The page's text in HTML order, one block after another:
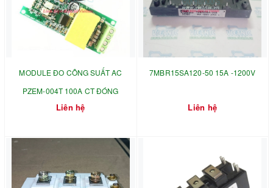
MODULE ĐO CÔNG SUẤT AC
PZEM-004T 100A CT ĐÓNG
Liên hệ
7MBR15SA120-50 15A -1200V
Liên hệ